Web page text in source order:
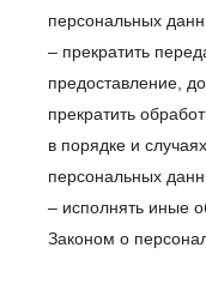
персональных
– прекратить
предоставление,
прекратить
в порядке и
персональных
– исполнять иные
Законом о